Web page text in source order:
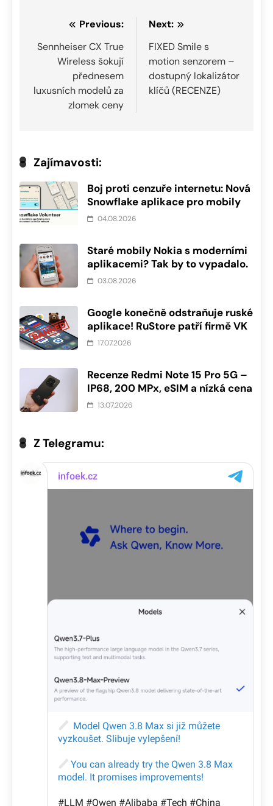
Navigace
pro
příspěvek
Previous:
Sennheiser CX True
Wireless šokují
přednesem
luxusních modelů za
zlomek ceny
Next:
FIXED Smile s
motion senzorem –
dostupný lokalizátor
klíčů (RECENZE)
Zajímavosti:
Boj proti cenzuře internetu: Nová
Snowflake aplikace pro mobily
04.08.2026
Staré mobily Nokia s moderními
aplikacemi? Tak by to vypadalo.
03.08.2026
Google konečně odstraňuje ruské
aplikace! RuStore patří firmě VK
17.07.2026
Recenze Redmi Note 15 Pro 5G –
IP68, 200 MPx, eSIM a nízká cena
13.07.2026
Z Telegramu: